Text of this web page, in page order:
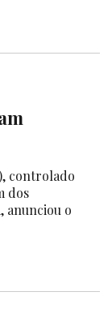
controlado
dos
anunciou o